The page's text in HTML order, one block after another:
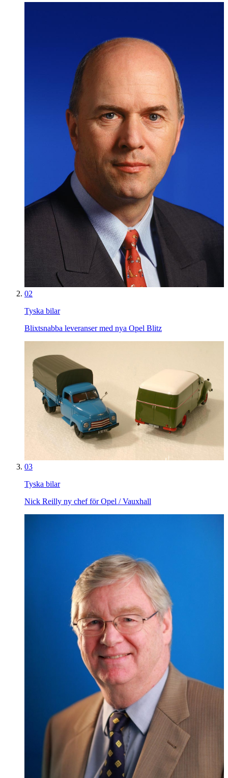
02
Tyska bilar
Blixtsnabba leveranser med nya Opel Blitz
03
Tyska bilar
Nick Reilly ny chef för Opel / Vauxhall